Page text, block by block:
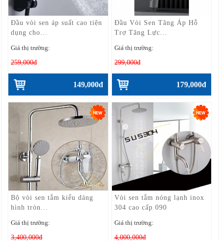
Đầu vòi sen áp suất cao tiện
dụng cho...
Giá thị trường:
259,000đ
149,000đ
Đầu Vòi Sen Tăng Áp Hỗ
Trợ Tăng Lực...
Giá thị trường:
299,000đ
179,000đ
Bộ vòi sen tắm kiểu dáng
hình tròn...
Giá thị trường:
3,400,000đ
Vòi sen tắm nóng lạnh inox
304 cao cấp 090
Giá thị trường:
4,000,000đ